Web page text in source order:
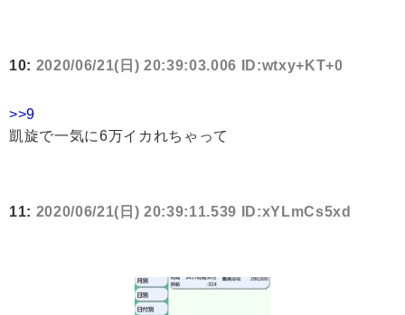
10: 2020/06/21(日) 20:39:03.006 ID:wtxy+KT+0
>>9
凱旋で一気に6万イカれちゃって
11: 2020/06/21(日) 20:39:11.539 ID:xYLmCs5xd